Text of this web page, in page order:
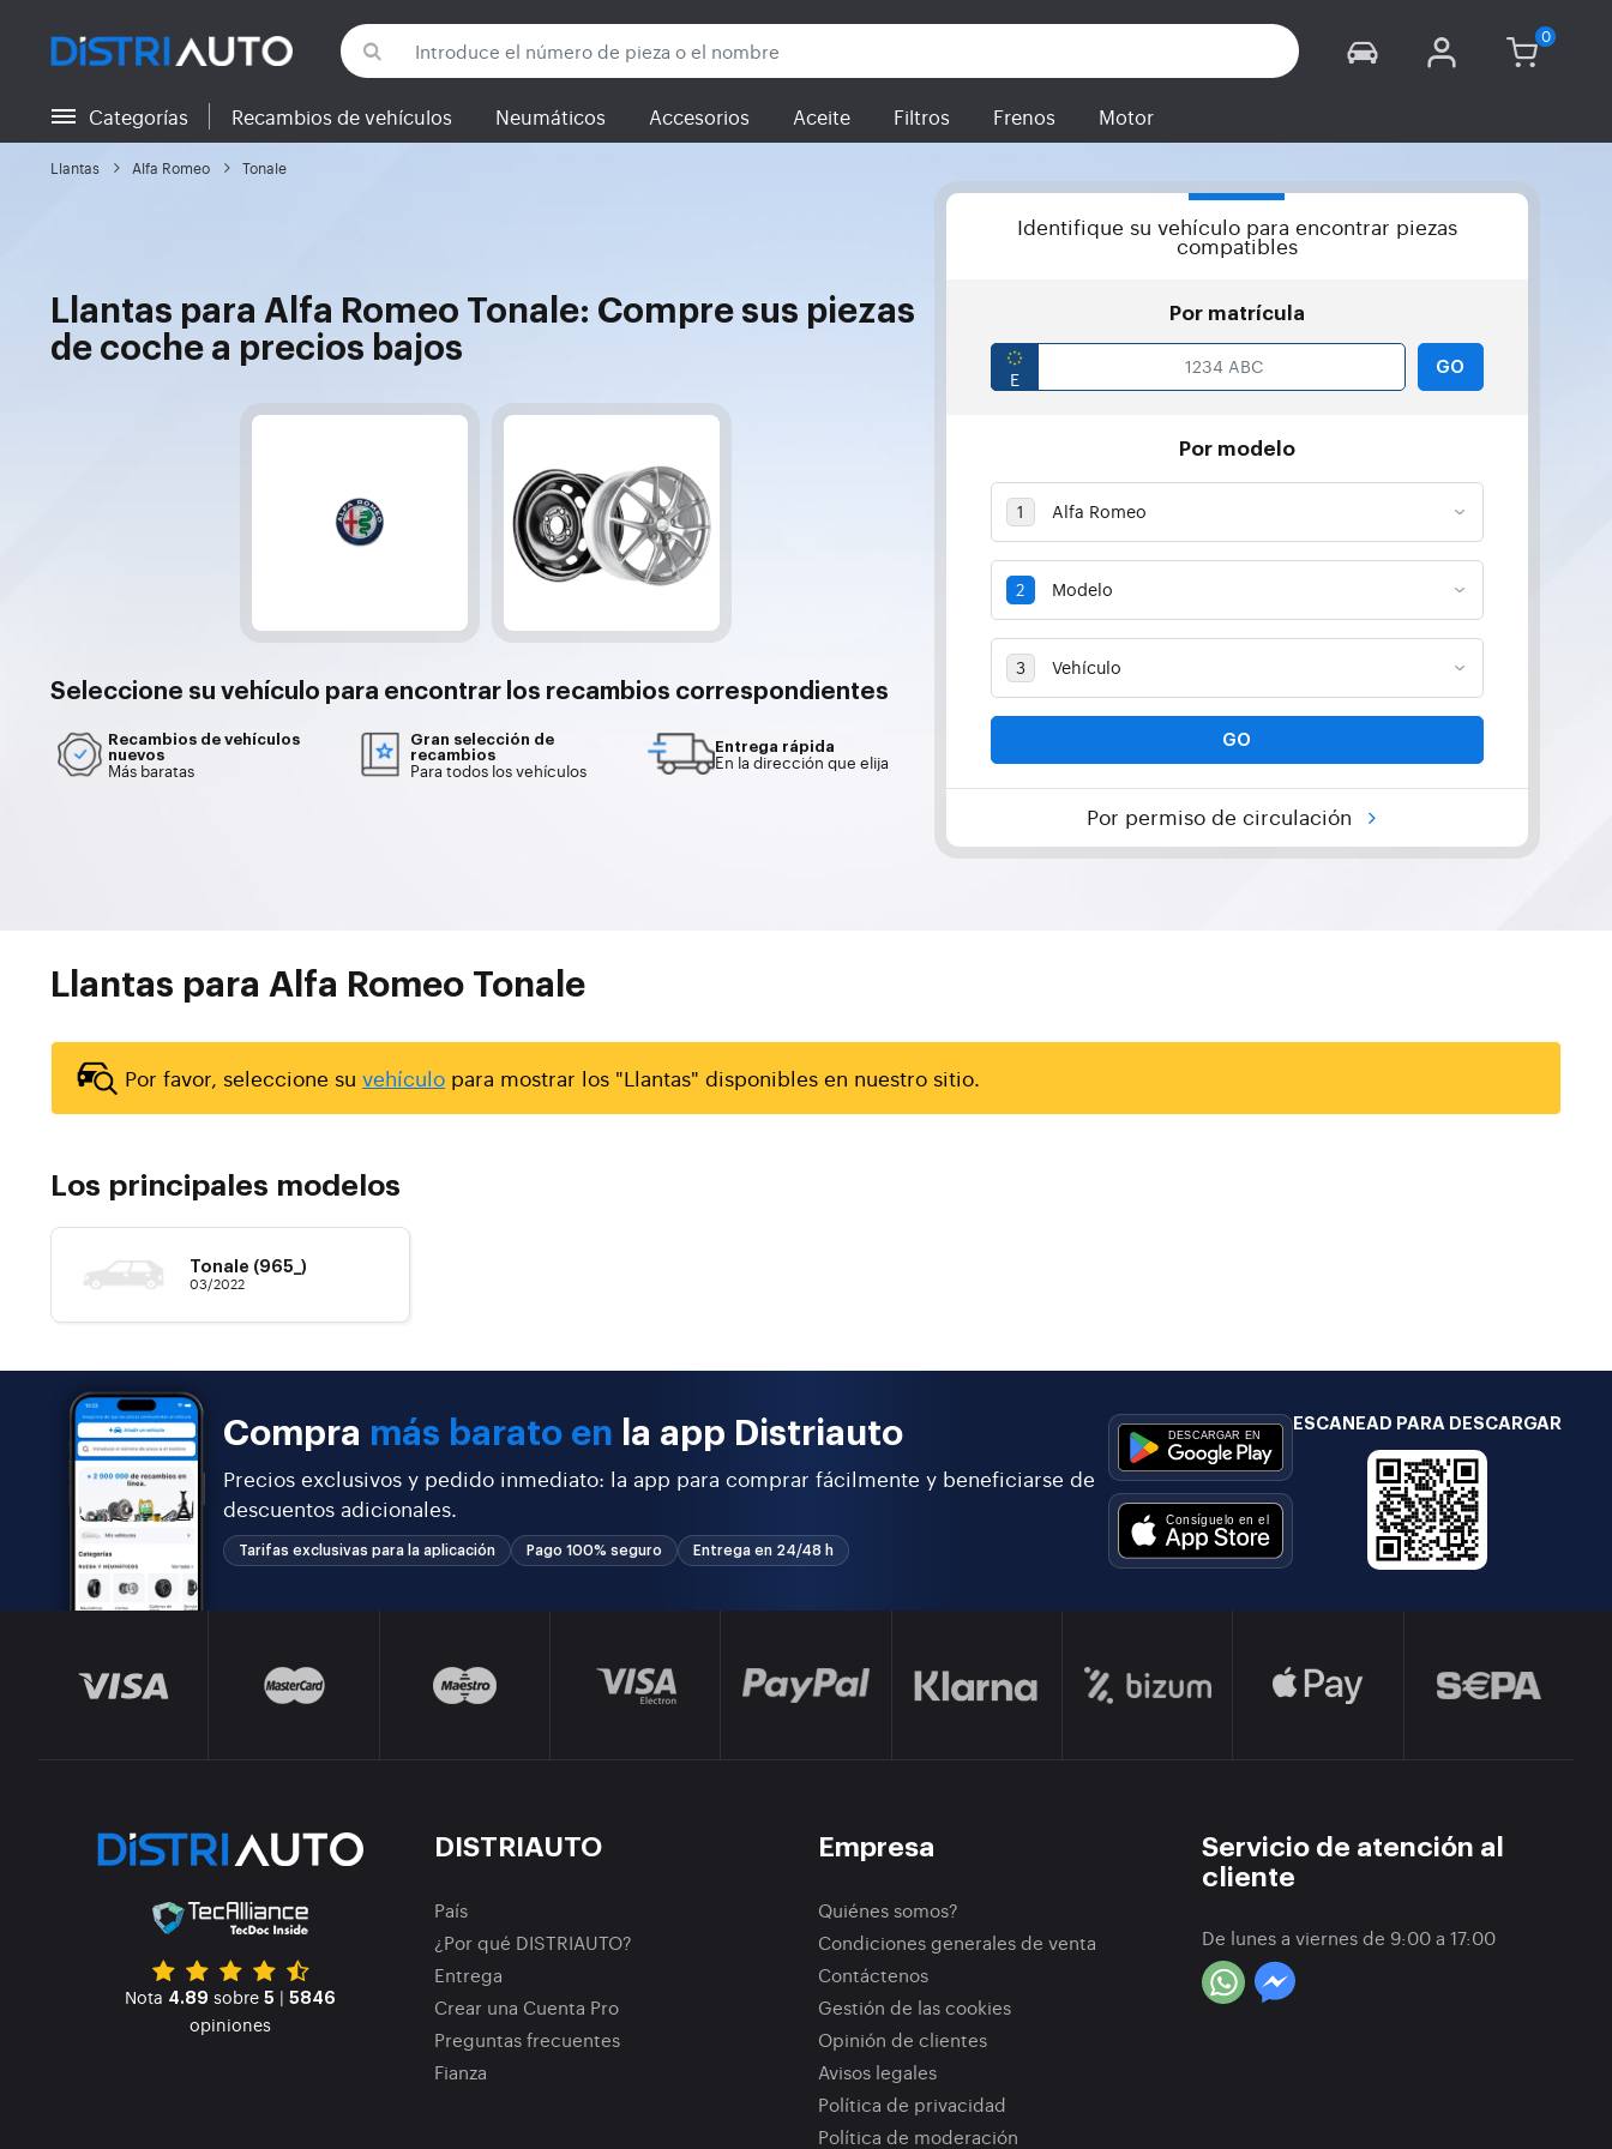
Volver a las categorías
Categorías Recambios de vehículos Neumáticos Accesorios Aceite Filtros Frenos Motor
Llantas Alfa Romeo Tonale
Llantas para Alfa Romeo Tonale: Compre sus piezas
de coche a precios bajos
Seleccione su vehículo para encontrar los recambios correspondientes
Recambios de vehículos
nuevos
Más baratas
Gran selección de
recambios
Para todos los vehículos
Entrega rápida
En la dirección que elija
Identifique su vehículo para encontrar piezas
compatibles
Por matrícula
GO
Por modelo
GO
Por permiso de circulación
Llantas para Alfa Romeo Tonale
Por favor, seleccione su vehículo para mostrar los "Llantas" disponibles en nuestro sitio.
Los principales modelos
Tonale (965_)
03/2022
Compra más barato en la app Distriauto
Precios exclusivos y pedido inmediato: la app para comprar fácilmente y beneficiarse de
descuentos adicionales.
Tarifas exclusivas para la aplicación Pago 100% seguro Entrega en 24/48 h
ESCANEAD PARA DESCARGAR
Nota 4.89 sobre 5 | 5846
opiniones
DISTRIAUTO
País
¿Por qué DISTRIAUTO?
Entrega
Crear una Cuenta Pro
Preguntas frecuentes
Fianza
Empresa
Quiénes somos?
Condiciones generales de venta
Contáctenos
Gestión de las cookies
Opinión de clientes
Avisos legales
Política de privacidad
Política de moderación
Servicio de atención al
cliente
De lunes a viernes de 9:00 a 17:00